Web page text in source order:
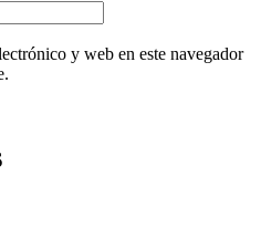
y web en este navegador